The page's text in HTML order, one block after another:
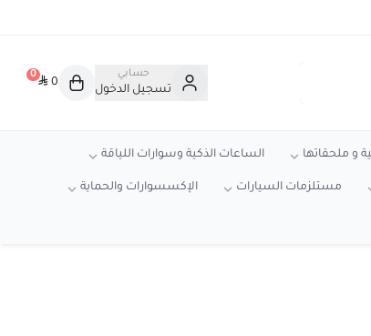
حسابي
تسجيل الدخول
0
0
و ملحقاتها الساعات الذكية وسوارات اللياقة
مستلزمات السيارات الإكسسوارات والحماية